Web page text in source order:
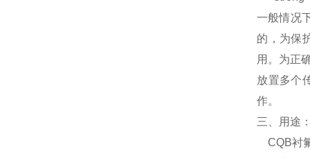
一般情况
的，为保
用。为正
放置多个
作。
三、用途
CQB衬